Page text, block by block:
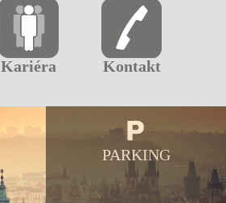
Kariéra Kontakt
PARKING